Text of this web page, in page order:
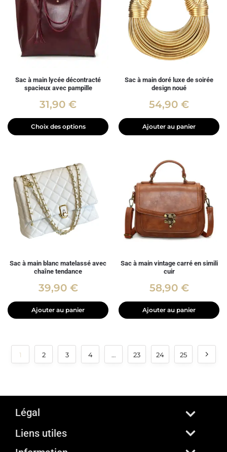
Sac à main lycée décontracté
spacieux avec pampille
31,90 €
Choix des options
Sac à main doré luxe de soirée
design noué
54,90 €
Ajouter au panier
Sac à main blanc matelassé avec
chaîne tendance
39,90 €
Ajouter au panier
Sac à main vintage carré en simili
cuir
58,90 €
Ajouter au panier
1 2 3 4 … 23 24 25
Légal
Liens utiles